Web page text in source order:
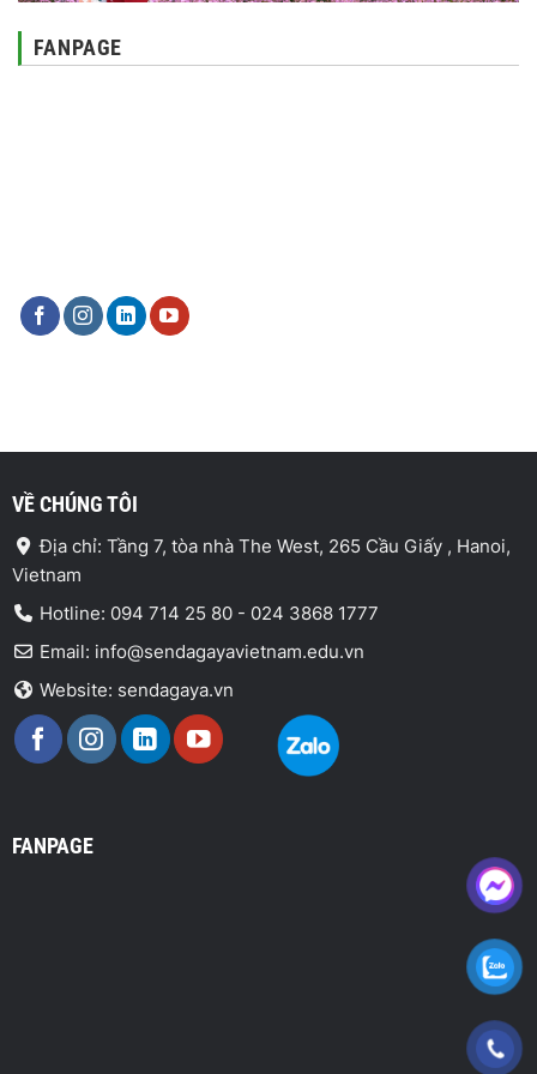
FANPAGE
VỀ CHÚNG TÔI
Địa chỉ: Tầng 7, tòa nhà The West, 265 Cầu Giấy , Hanoi,
Vietnam
Hotline: 094 714 25 80 - 024 3868 1777
Email: info@sendagayavietnam.edu.vn
Website: sendagaya.vn
FANPAGE